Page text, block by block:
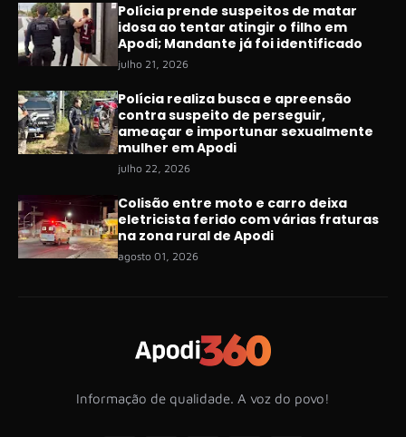
Polícia prende suspeitos de matar
idosa ao tentar atingir o filho em
Apodi; Mandante já foi identificado
julho 21, 2026
Polícia realiza busca e apreensão
contra suspeito de perseguir,
ameaçar e importunar sexualmente
mulher em Apodi
julho 22, 2026
Colisão entre moto e carro deixa
eletricista ferido com várias fraturas
na zona rural de Apodi
agosto 01, 2026
Informação de qualidade. A voz do povo!